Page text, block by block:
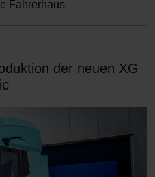
Fahrerhaus
der neuen XG